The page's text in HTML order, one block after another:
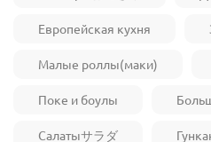
Европейская кухня
Малые роллы(маки)
Поке и боулы
Салатыサラダ